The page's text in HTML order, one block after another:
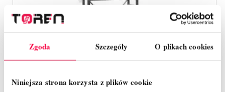
Zgoda Szczegóły O plikach cookies
Niniejsza strona korzysta z plików cookie